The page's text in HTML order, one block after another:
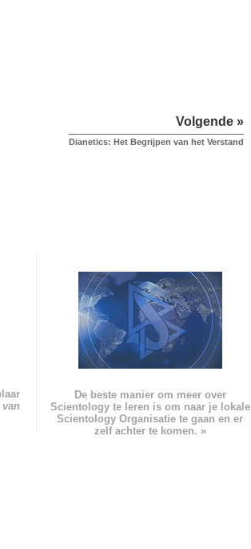
Volgende »
Dianetics: Het Begrijpen van het Verstand
De beste manier om meer over
Scientology te leren is om naar je lokale
Scientology Organisatie te gaan en er
zelf achter te komen. »